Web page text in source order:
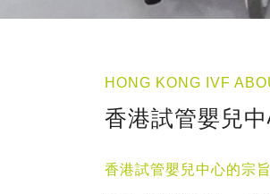
HONG KONG IVF
香港試管嬰兒
香港試管嬰兒中心的宗